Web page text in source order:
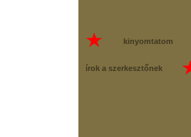
kinyomtatom
írok a szerkesztőnek